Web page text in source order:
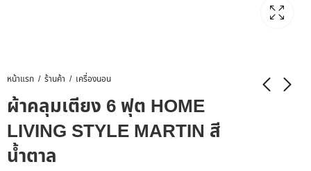
หน้าแรก ร้านค้า เครื่องนอน
ผ้าคลุมเตียง 6 ฟุต HOME
LIVING STYLE MARTIN สี
น้ำตาล